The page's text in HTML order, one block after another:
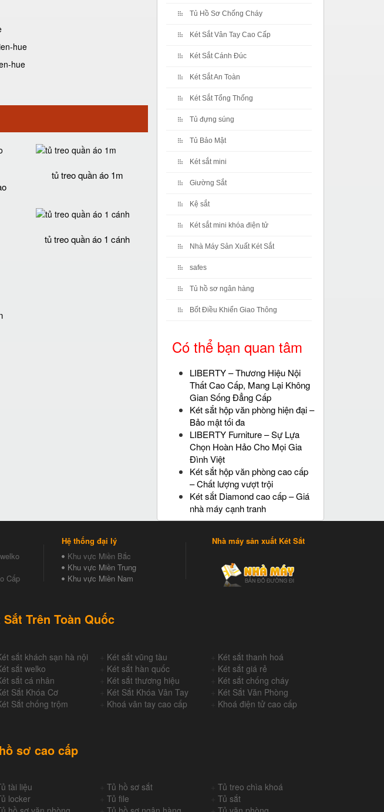
hue
hue
tủ treo quần áo 1m
tủ treo quần áo 1 cánh
Tủ Hồ Sơ Chống Cháy
Két Sắt Vân Tay Cao Cấp
Két Sắt Cánh Đúc
Két Sắt An Toàn
Két Sắt Tổng Thống
Tủ đựng súng
Tủ Bảo Mật
Két sắt mini
Giường Sắt
Kệ sắt
Két sắt mini khóa điện tử
Nhà Máy Sản Xuất Két Sắt
safes
Tủ hồ sơ ngân hàng
Bốt Điều Khiển Giao Thông
Có thể bạn quan tâm
LIBERTY – Thương Hiệu Nội
Thất Cao Cấp, Mang Lại Không
Gian Sống Đẳng Cấp
Két sắt hộp văn phòng hiện đại –
Bảo mật tối đa
LIBERTY Furniture – Sự Lựa
Chọn Hoàn Hảo Cho Mọi Gia
Đình Việt
Két sắt hộp văn phòng cao cấp
– Chất lượng vượt trội
Két sắt Diamond cao cấp – Giá
nhà máy cạnh tranh
Cấp
Hệ thống đại lý
Khu vực Miền Bắc
Khu vực Miền Trung
Khu vực Miền Nam
Nhà máy sản xuất Két Sắt
Trên Toàn Quốc
sắt khách sạn hà nội Két sắt vũng tàu
Két sắt thanh hoá
sắt welko Két sắt hàn quốc
Két sắt giá rẻ
sắt cá nhân Két sắt thương hiệu
Két sắt chống cháy
Sắt Khóa Cơ Két Sắt Khóa Vân Tay
Két Sắt Văn Phòng
Sắt chống trộm Khoá vân tay cao cấp Khoá điện tử cao cấp
sơ cao cấp
tài liệu +Tủ hồ sơ sắt
Tủ treo chìa khoá
locker +Tủ file
Tủ sắt